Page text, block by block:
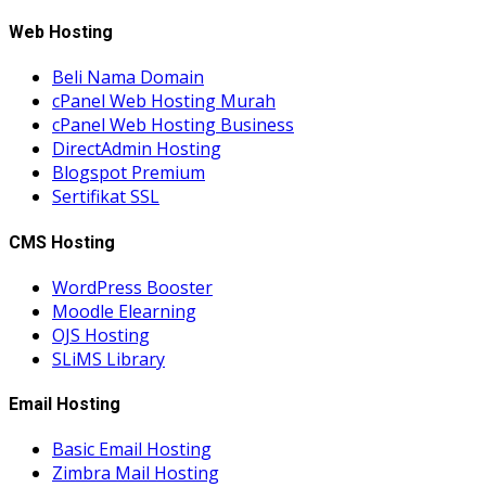
Web Hosting
Beli Nama Domain
cPanel Web Hosting Murah
cPanel Web Hosting Business
DirectAdmin Hosting
Blogspot Premium
Sertifikat SSL
CMS Hosting
WordPress Booster
Moodle Elearning
OJS Hosting
SLiMS Library
Email Hosting
Basic Email Hosting
Zimbra Mail Hosting